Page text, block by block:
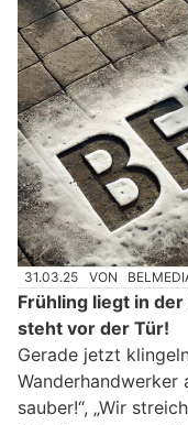
31.03.25 VON
Frühling liegt in
steht vor der Tür!
Gerade jetzt
Wanderhandwerker
sauber!“, „Wir